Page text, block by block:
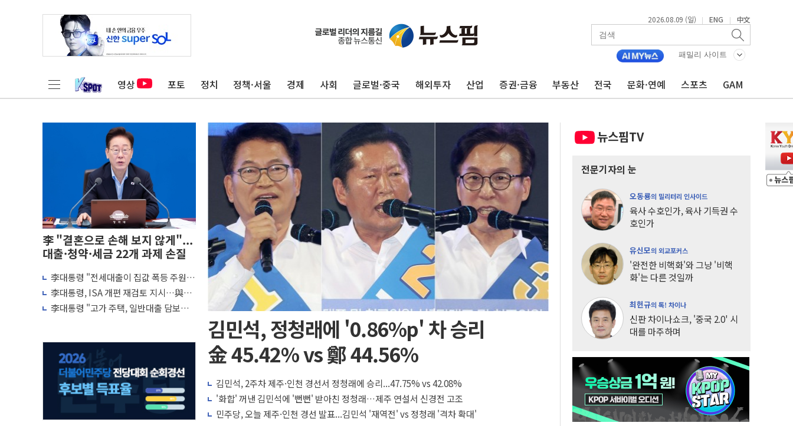
2026.08.09 (일) | ENG | 中文
패밀리 사이트
영상 포토 정치 정책·서울 경제 사회 글로벌·중국 해외투자 산업 증권·금융 부동산 전국 문화·연예 스포츠 GAM
李 "결혼으로 손해 보지 않게"...
대출·청약·세금 22개 과제 손질
李대통령 "전세대출이 집값 폭등 주원
인…유주택자 제한·규제 강화 검토"
李대통령, ISA 개편 재검토 지시…與
"적극 환영"·野 "졸속 국정"
李대통령 "고가 주택, 일반대출 담보가
김민석, 정청래에 '0.86%p' 차 승리
金 45.42% vs 鄭 44.56%
김민석, 2주차 제주·인천 경선서 정청래에 승리...47.75% vs 42.08%
'화합' 꺼낸 김민석에 '뻔뻔' 받아친 정청래…제주 연설서 신경전 고조
민주당, 오늘 제주·인천 경선 발표...김민석 '재역전' vs 정청래 '격차 확대'
뉴스핌TV
전문기자의 눈
오동룡의 밀리터리 인사이드
육사 수호인가, 육사 기득권 수
호인가
유신모의 외교포커스
'완전한 비핵화'와 그냥 '비핵
화'는 다른 것일까
최헌규의 톡! 차이나
신판 차이나쇼크, '중국 2.0' 시
대를 마주하며